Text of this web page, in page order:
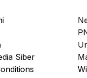
Siber